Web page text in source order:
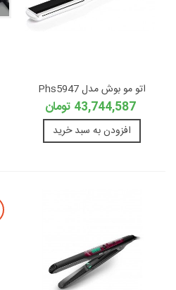
اتو مو بوش مدل Phs5947
43,744,587 تومان
افزودن به سبد خرید